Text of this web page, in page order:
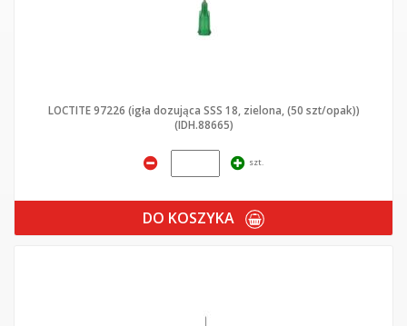
LOCTITE 97226 (igła dozująca SSS 18, zielona, (50 szt/opak))
(IDH.88665)
szt.
DO KOSZYKA